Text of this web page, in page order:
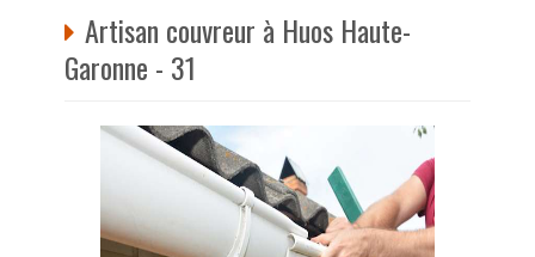
Artisan couvreur à Huos Haute-
Garonne - 31